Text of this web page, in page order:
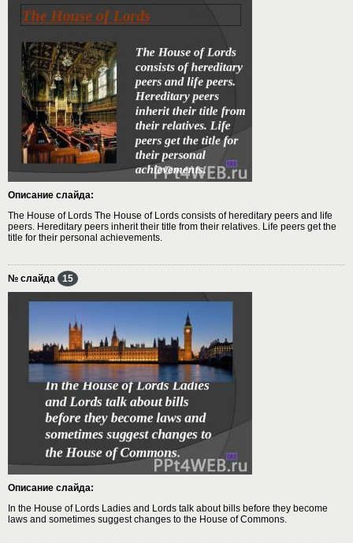
Описание слайда:
The House of Lords The House of Lords consists of hereditary peers and life
peers. Hereditary peers inherit their title from their relatives. Life peers get the
title for their personal achievements.
№ слайда 15
Описание слайда:
In the House of Lords Ladies and Lords talk about bills before they become
laws and sometimes suggest changes to the House of Commons.